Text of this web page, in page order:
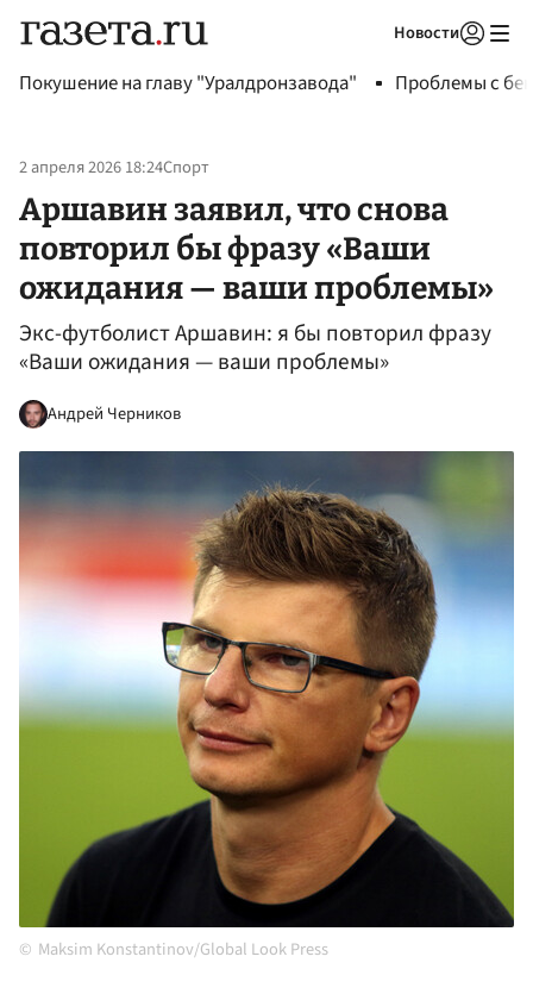
Новости
Покушение на главу "Уралдронзавода" Проблемы с
2 апреля 2026 18:24Спорт
Аршавин заявил, что снова
повторил бы фразу «Ваши
ожидания — ваши проблемы»
Экс-футболист Аршавин: я бы повторил фразу
«Ваши ожидания — ваши проблемы»
Андрей Черников
Maksim Konstantinov/Global Look Press